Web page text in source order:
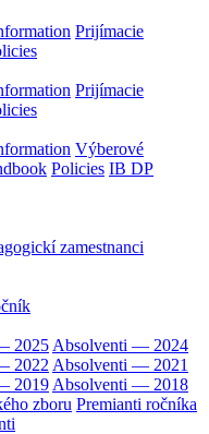
Prijímacie
Prijímacie
Výberové
Policies IB DP
zamestnanci
2025 Absolventi — 2024
2022 Absolventi — 2021
2019 Absolventi — 2018
zboru Premianti ročníka